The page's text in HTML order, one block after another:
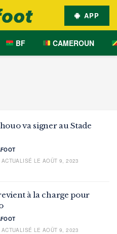
APP
BF CAMEROUN
va signer au Stade
LE AOÛT 9, 2023
à la charge pour
LE AOÛT 9, 2023